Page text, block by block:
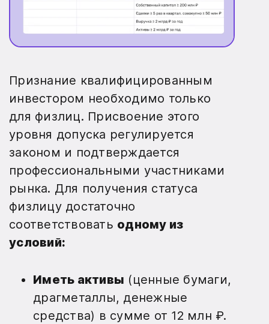
Признание квалифицированным
инвестором необходимо только
для физлиц. Присвоение этого
уровня допуска регулируется
законом и подтверждается
профессиональными участниками
рынка. Для получения статуса
физлицу достаточно
соответствовать одному из
условий:
Иметь активы (ценные бумаги,
драгметаллы, денежные
средства) в сумме от 12 млн ₽.